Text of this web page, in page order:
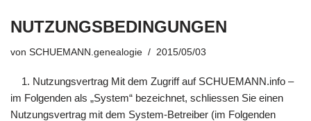
NUTZUNGSBEDINGUNGEN
von SCHUEMANN.genealogie 2015/05/03
1. Nutzungsvertrag Mit dem Zugriff auf SCHUEMANN.info –
im Folgenden als „System“ bezeichnet, schliessen Sie einen
Nutzungsvertrag mit dem System-Betreiber (im Folgenden